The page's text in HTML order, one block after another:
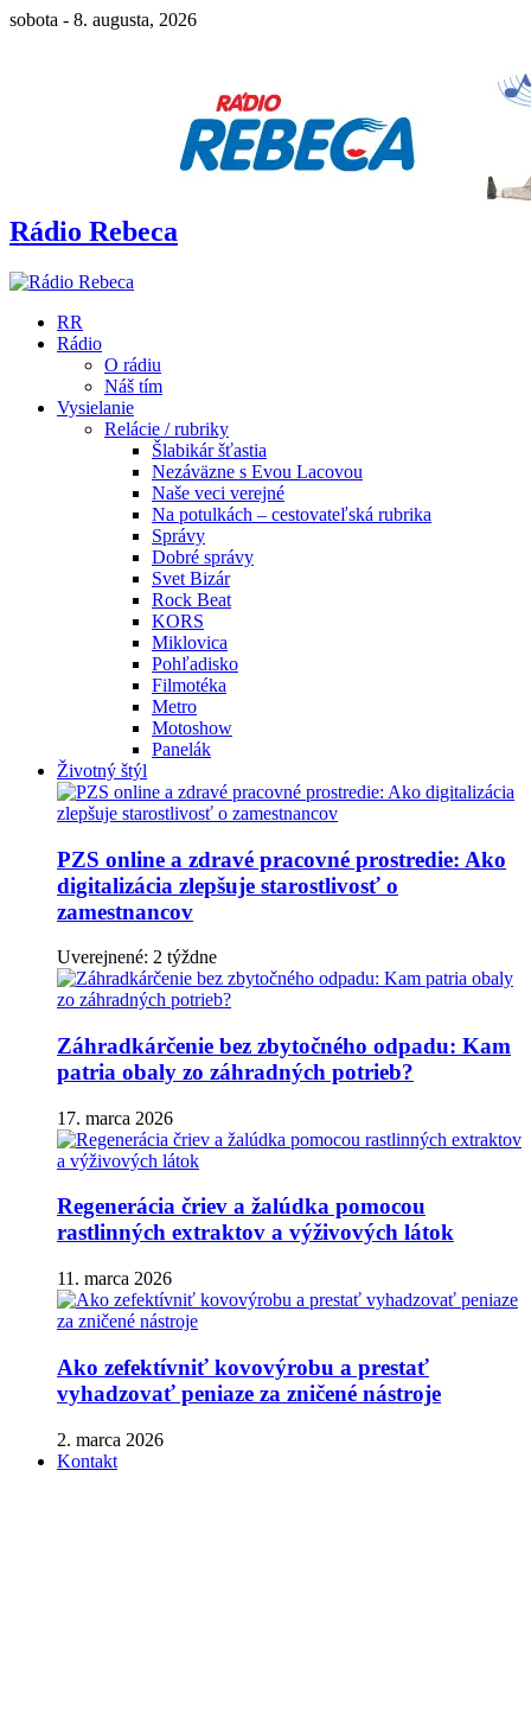
sobota - 8. augusta, 2026
Rádio Rebeca
RR
Rádio
O rádiu
Náš tím
Vysielanie
Relácie / rubriky
Šlabikár šťastia
Nezáväzne s Evou Lacovou
Naše veci verejné
Na potulkách – cestovateľská rubrika
Správy
Dobré správy
Svet Bizár
Rock Beat
KORS
Miklovica
Pohľadisko
Filmotéka
Metro
Motoshow
Panelák
Životný štýl
PZS online a zdravé pracovné prostredie: Ako
digitalizácia zlepšuje starostlivosť o
zamestnancov
Uverejnené: 2 týždne
Záhradkárčenie bez zbytočného odpadu: Kam
patria obaly zo záhradných potrieb?
17. marca 2026
Regenerácia čriev a žalúdka pomocou
rastlinných extraktov a výživových látok
11. marca 2026
Ako zefektívniť kovovýrobu a prestať
vyhadzovať peniaze za zničené nástroje
2. marca 2026
Kontakt